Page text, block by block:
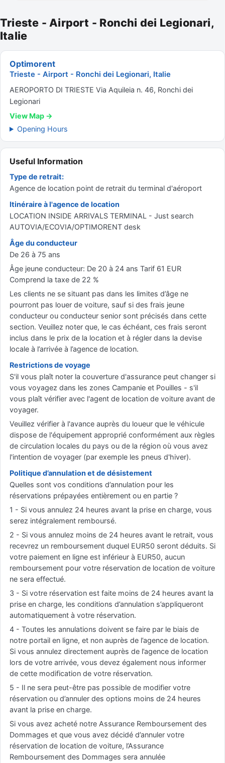
Trieste - Airport - Ronchi dei Legionari,
Italie
Optimorent
Trieste - Airport - Ronchi dei Legionari, Italie
AEROPORTO DI TRIESTE Via Aquileia n. 46, Ronchi dei
Legionari
View Map →
Opening Hours
Useful Information
Type de retrait:
Agence de location point de retrait du terminal d'aéroport
Itinéraire à l'agence de location
LOCATION INSIDE ARRIVALS TERMINAL - Just search
AUTOVIA/ECOVIA/OPTIMORENT desk
Âge du conducteur
De 26 à 75 ans
Âge jeune conducteur: De 20 à 24 ans Tarif 61 EUR
Comprend la taxe de 22 %
Les clients ne se situant pas dans les limites d’âge ne
pourront pas louer de voiture, sauf si des frais jeune
conducteur ou conducteur senior sont précisés dans cette
section. Veuillez noter que, le cas échéant, ces frais seront
inclus dans le prix de la location et à régler dans la devise
locale à l’arrivée à l’agence de location.
Restrictions de voyage
S'il vous plaît noter la couverture d'assurance peut changer si
vous voyagez dans les zones Campanie et Pouilles - s'il
vous plaît vérifier avec l'agent de location de voiture avant de
voyager.
Veuillez vérifier à l'avance auprès du loueur que le véhicule
dispose de l'équipement approprié conformément aux règles
de circulation locales du pays ou de la région où vous avez
l'intention de voyager (par exemple les pneus d'hiver).
Politique d’annulation et de désistement
Quelles sont vos conditions d’annulation pour les
réservations prépayées entièrement ou en partie ?
1 - Si vous annulez 24 heures avant la prise en charge, vous
serez intégralement remboursé.
2 - Si vous annulez moins de 24 heures avant le retrait, vous
recevrez un remboursement duquel EUR50 seront déduits. Si
votre paiement en ligne est inférieur à EUR50, aucun
remboursement pour votre réservation de location de voiture
ne sera effectué.
3 - Si votre réservation est faite moins de 24 heures avant la
prise en charge, les conditions d’annulation s’appliqueront
automatiquement à votre réservation.
4 - Toutes les annulations doivent se faire par le biais de
notre portail en ligne, et non auprès de l’agence de location.
Si vous annulez directement auprès de l’agence de location
lors de votre arrivée, vous devez également nous informer
de cette modification de votre réservation.
5 - Il ne sera peut-être pas possible de modifier votre
réservation ou d’annuler des options moins de 24 heures
avant la prise en charge.
Si vous avez acheté notre Assurance Remboursement des
Dommages et que vous avez décidé d’annuler votre
réservation de location de voiture, l’Assurance
Remboursement des Dommages sera annulée